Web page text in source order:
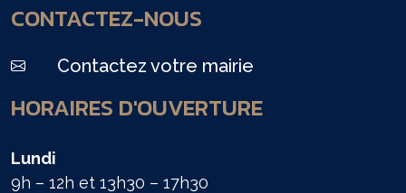
CONTACTEZ-NOUS
Contactez votre mairie
HORAIRES D'OUVERTURE
Lundi
9h – 12h et 13h30 – 17h30